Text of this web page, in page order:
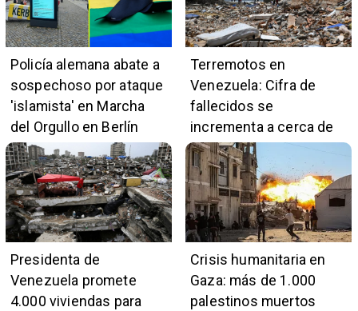
Policía alemana abate a
sospechoso por ataque
'islamista' en Marcha
del Orgullo en Berlín
Terremotos en
Venezuela: Cifra de
fallecidos se
incrementa a cerca de
5.400
Presidenta de
Venezuela promete
4.000 viviendas para
Crisis humanitaria en
Gaza: más de 1.000
palestinos muertos